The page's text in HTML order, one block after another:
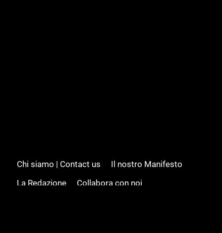
Chi siamo | Contact us
Il nostro Manifesto
La Redazione
Collabora con noi